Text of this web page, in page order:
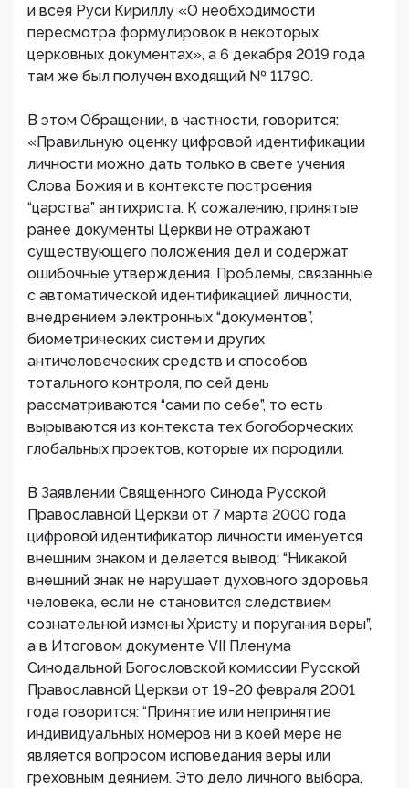
и всея Руси Кириллу «О необходимости
пересмотра формулировок в некоторых
церковных документах», а 6 декабря 2019 года
там же был получен входящий № 11790.
В этом Обращении, в частности, говорится:
«Правильную оценку цифровой идентификации
личности можно дать только в свете учения
Слова Божия и в контексте построения
“царства” антихриста. К сожалению, принятые
ранее документы Церкви не отражают
существующего положения дел и содержат
ошибочные утверждения. Проблемы, связанные
с автоматической идентификацией личности,
внедрением электронных “документов”,
биометрических систем и других
античеловеческих средств и способов
тотального контроля, по сей день
рассматриваются “сами по себе”, то есть
вырываются из контекста тех богоборческих
глобальных проектов, которые их породили.
В Заявлении Священного Синода Русской
Православной Церкви от 7 марта 2000 года
цифровой идентификатор личности именуется
внешним знаком и делается вывод: “Никакой
внешний знак не нарушает духовного здоровья
человека, если не становится следствием
сознательной измены Христу и поругания веры”,
а в Итоговом документе VII Пленума
Синодальной Богословской комиссии Русской
Православной Церкви от 19-20 февраля 2001
года говорится: “Принятие или непринятие
индивидуальных номеров ни в коей мере не
является вопросом исповедания веры или
греховным деянием. Это дело личного выбора,